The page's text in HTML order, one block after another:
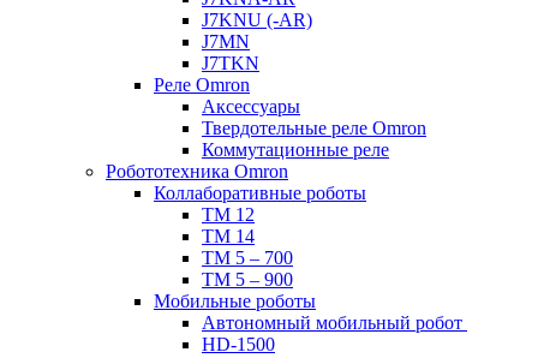
J7KNU (-AR)
J7MN
J7TKN
Реле Omron
Аксессуары
Твердотельные реле Omron
Коммутационные реле
Робототехника Omron
Коллаборативные роботы
TM 12
TM 14
TM 5 – 700
TM 5 – 900
Мобильные роботы
Автономный мобильный робот
HD-1500